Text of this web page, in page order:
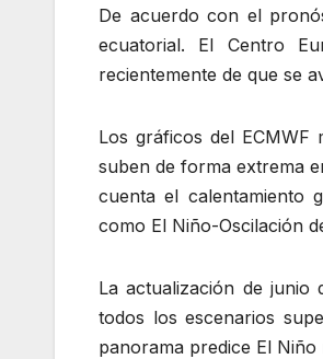
De acuerdo con el
ecuatorial. El Centro
recientemente de que se
Los gráficos del ECMWF
suben de forma extrema
cuenta el calentamiento
como El Niño-Oscilación
La actualización de junio
todos los escenarios
panorama predice El